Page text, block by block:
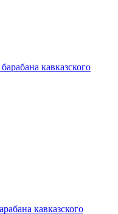
кавказского
кавказского